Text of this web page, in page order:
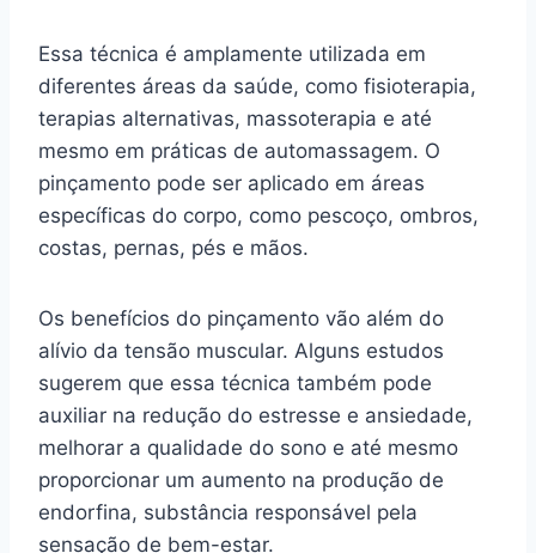
Essa técnica é amplamente utilizada em
diferentes áreas da saúde, como fisioterapia,
terapias alternativas, massoterapia e até
mesmo em práticas de automassagem. O
pinçamento pode ser aplicado em áreas
específicas do corpo, como pescoço, ombros,
costas, pernas, pés e mãos.
Os benefícios do pinçamento vão além do
alívio da tensão muscular. Alguns estudos
sugerem que essa técnica também pode
auxiliar na redução do estresse e ansiedade,
melhorar a qualidade do sono e até mesmo
proporcionar um aumento na produção de
endorfina, substância responsável pela
sensação de bem-estar.